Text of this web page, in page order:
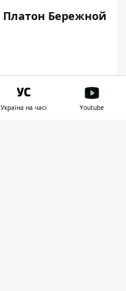
Платон Бережной
😆
Україна на часі Youtube